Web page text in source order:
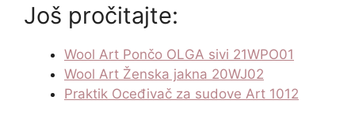
Još pročitajte:
Wool Art Pončo OLGA sivi 21WPO01
Wool Art Ženska jakna 20WJ02
Praktik Oceđivač za sudove Art 1012